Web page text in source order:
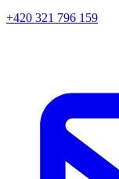
+420 321 796 159